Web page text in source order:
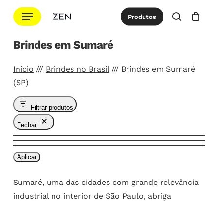
para
conteúdo
Menu Produtos
procurar
Cotação Close
Brindes em Sumaré
Início /// Brindes no Brasil/// Brindes em Sumaré
(SP)
Filtrar produtos
Fechar
Aplicar
Sumaré, uma das cidades com grande relevância
industrial no interior de São Paulo, abriga